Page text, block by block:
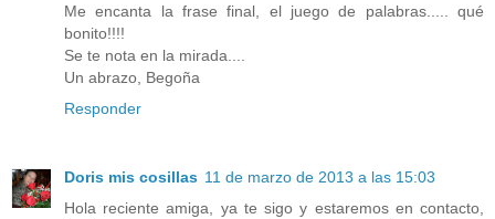
Me encanta la frase final, el juego de palabras..... qué
bonito!!!!
Se te nota en la mirada....
Un abrazo, Begoña
Responder
Doris mis cosillas 11 de marzo de 2013 a las 15:03
Hola reciente amiga, ya te sigo y estaremos en contacto,